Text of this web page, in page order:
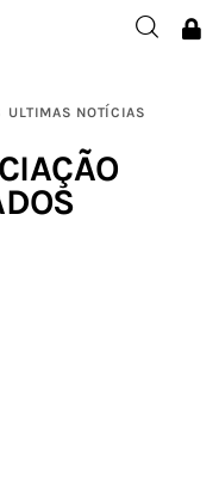
ULTIMAS NOTÍCIAS